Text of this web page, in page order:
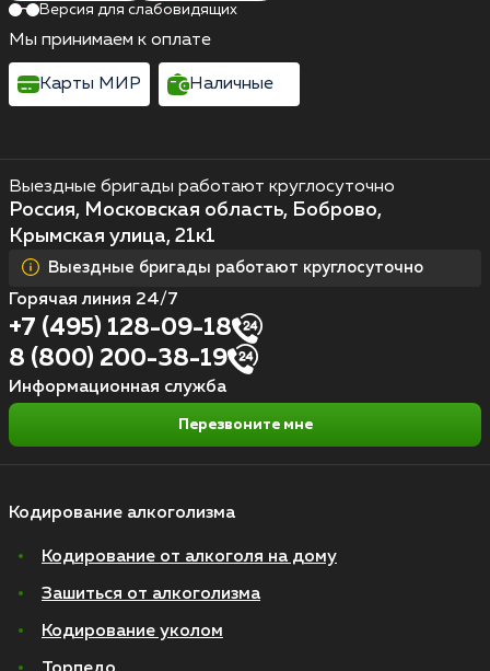
Кодирование алкоголизма
Кодирование от алкоголя на дому
Зашиться от алкоголизма
Кодирование уколом
Выездные бригады работают круглосуточно
Россия, Московская область, Боброво,
Крымская улица, 21к1
Выездные бригады работают круглосуточно
Горячая линия 24/7
+7 (495) 128-09-18
8 (800) 200-38-19
Информационная служба
Перезвоните мне
Версия для слабовидящих
Мы принимаем к оплате
Карты МИР Наличные